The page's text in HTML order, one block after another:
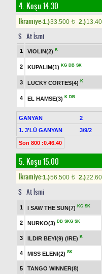
4. Koşu 14.30
Ikramiye:1.)33.500 t 2.)
S At İsmi
1 VIOLIN(2) K
2 KUPALIM(1) KG DB SK
3 LUCKY CORTES(4) K
4 EL HAMSE(3) K DB
GANYAN 2
1. 3'LÜ GANYAN
3/9/2
Son 800 :0.46.40
5. Koşu 15.00
Ikramiye:1.)56.500 t 2.)
S At İsmi
1 I SAW THE SUN(7) KG SK
2 NURKO(3) DB SKG SK
3 ILDIR BEYI(9) (IRE) K
4 MISS ELENI(2) SK
5 TANGO WINNER(8)